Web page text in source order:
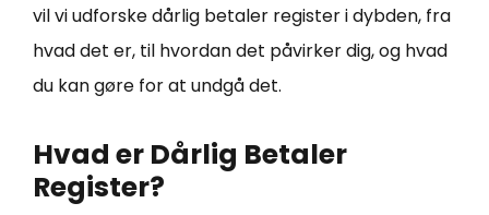
vil vi udforske dårlig betaler register i dybden, fra
hvad det er, til hvordan det påvirker dig, og hvad
du kan gøre for at undgå det.
Hvad er Dårlig Betaler
Register?